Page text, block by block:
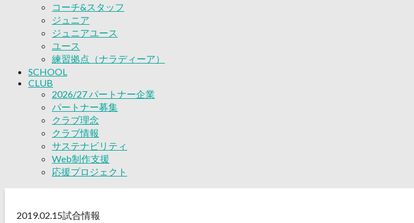
コーチ&スタッフ
ジュニア
ジュニアユース
ユース
練習拠点（ナラディーア）
SCHOOL
CLUB
2026/27 パートナー企業
パートナー募集
クラブ理念
クラブ情報
サステナビリティ
Web制作支援
応援プロジェクト
2019.02.15試合情報